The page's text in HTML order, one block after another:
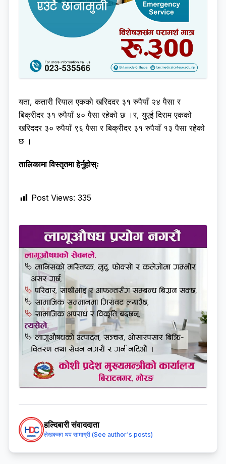
यता, कतारी रियाल एकको खरिददर ३१ रुपैयाँ २४ पैसा र
बिक्रीदर ३१ रुपैयाँ ४० पैसा रहेको छ ।र, युएई दिराम एकको
खरिददर ३० रुपैयाँ ९६ पैसा र बिक्रीदर ३१ रुपैयाँ १३ पैसा रहेको
छ ।
तालिकामा विस्तृतमा हेर्नुहोस्ः
Post Views: 335
हल्दिबारी संवाददाता
लेखकका थप सामाग्री (See author's posts)